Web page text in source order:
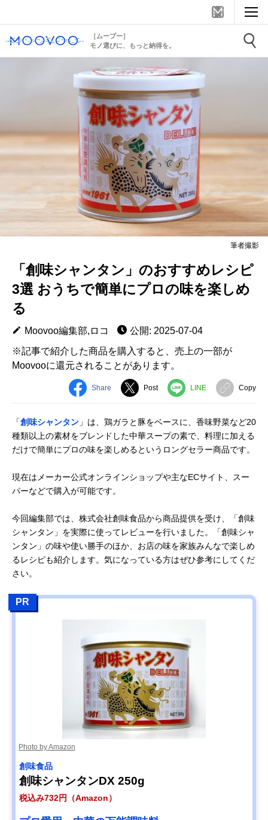
［ムーブー］
モノ選びに、もっと納得を。
筆者撮影
「創味シャンタン」のおすすめレシピ
3選 おうちで簡単にプロの味を楽しめ
る
Moovoo編集部,ロコ
公開: 2025-07-04
※記事で紹介した商品を購入すると、売上の一部が
Moovooに還元されることがあります。
Share Post LINE Copy
「創味シャンタン 」は、鶏ガラと豚をベースに、香味野菜など20
種類以上の素材をブレンドした中華スープの素で、料理に加える
だけで簡単にプロの味を楽しめるというロングセラー商品です。
現在はメーカー公式オンラインショップや主なECサイト、スー
パーなどで購入が可能です。
今回編集部では、株式会社創味食品から商品提供を受け、「創味
シャンタン」を実際に使ってレビューを行いました。「創味シャ
ンタン」の味や使い勝手のほか、お店の味を家族みんなで楽しめ
るレシピも紹介します。気になっている方はぜひ参考にしてくだ
さい。
PR
Photo by Amazon
創味食品
創味シャンタンDX 250g
税込み732円（Amazon）